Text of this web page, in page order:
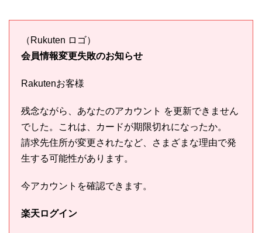
（Rukuten ロゴ）
会員情報変更失敗のお知らせ
Rakutenお客様
残念ながら、あなたのアカウント を更新できません
でした。これは、カードが期限切れになったか。
請求先住所が変更されたなど、さまざまな理由で発
生する可能性があります。
今アカウントを確認できます。
楽天ログイン